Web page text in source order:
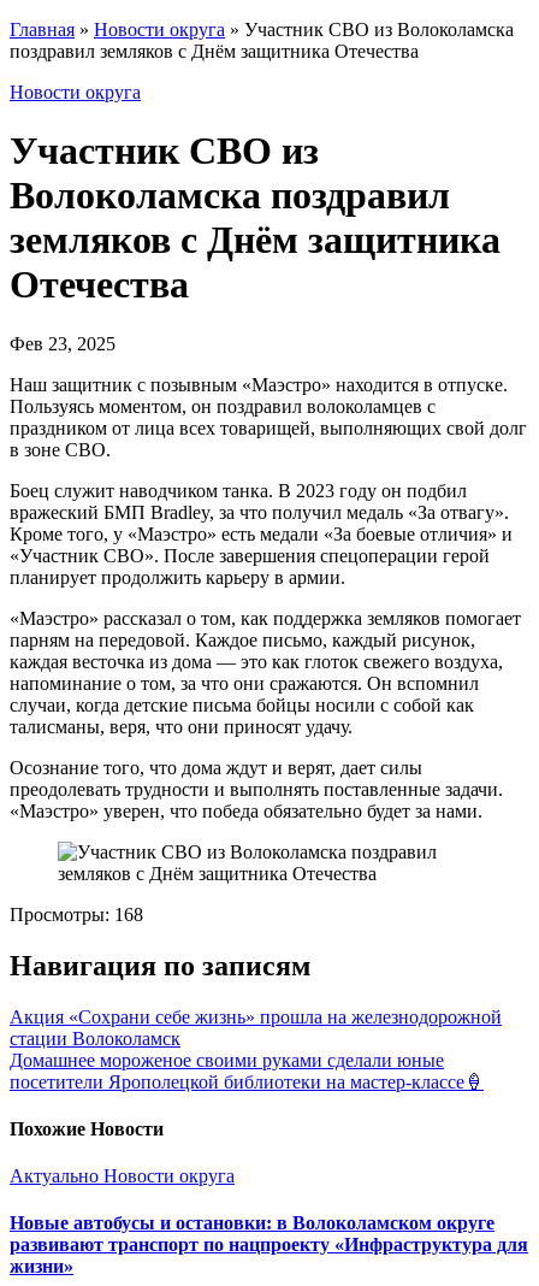
Главная » Новости округа » Участник СВО из Волоколамска
поздравил земляков с Днём защитника Отечества
Новости округа
Участник СВО из
Волоколамска поздравил
земляков с Днём защитника
Отечества
Фев 23, 2025
Наш защитник с позывным «Маэстро» находится в отпуске.
Пользуясь моментом, он поздравил волоколамцев с
праздником от лица всех товарищей, выполняющих свой долг
в зоне СВО.
Боец служит наводчиком танка. В 2023 году он подбил
вражеский БМП Bradley, за что получил медаль «За отвагу».
Кроме того, у «Маэстро» есть медали «За боевые отличия» и
«Участник СВО». После завершения спецоперации герой
планирует продолжить карьеру в армии.
«Маэстро» рассказал о том, как поддержка земляков помогает
парням на передовой. Каждое письмо, каждый рисунок,
каждая весточка из дома — это как глоток свежего воздуха,
напоминание о том, за что они сражаются. Он вспомнил
случаи, когда детские письма бойцы носили с собой как
талисманы, веря, что они приносят удачу.
Осознание того, что дома ждут и верят, дает силы
преодолевать трудности и выполнять поставленные задачи.
«Маэстро» уверен, что победа обязательно будет за нами.
Просмотры: 168
Навигация по записям
Акция «Сохрани себе жизнь» прошла на железнодорожной
стации Волоколамск
Домашнее мороженое своими руками сделали юные
посетители Ярополецкой библиотеки на мастер-классе🍦
Похожие Новости
Актуально Новости округа
Новые автобусы и остановки: в Волоколамском округе
развивают транспорт по нацпроекту «Инфраструктура для
жизни»